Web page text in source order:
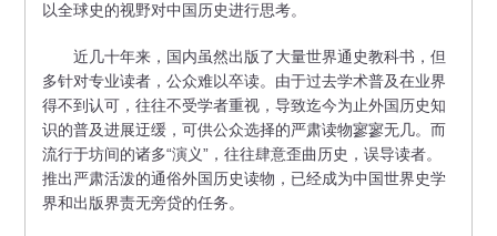
以全球史的视野对中国历史进行思考。
近几十年来，国内虽然出版了大量世界通史教科书，但
多针对专业读者，公众难以卒读。由于过去学术普及在业界
得不到认可，往往不受学者重视，导致迄今为止外国历史知
识的普及进展迂缓，可供公众选择的严肃读物寥寥无几。而
流行于坊间的诸多“演义”，往往肆意歪曲历史，误导读者。
推出严肃活泼的通俗外国历史读物，已经成为中国世界史学
界和出版界责无旁贷的任务。